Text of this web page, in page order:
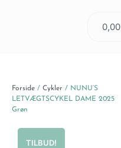
0,00
Forside / Cykler / NUNU’S
LETVÆGTSCYKEL DAME 2025
Grøn
TILBUD!